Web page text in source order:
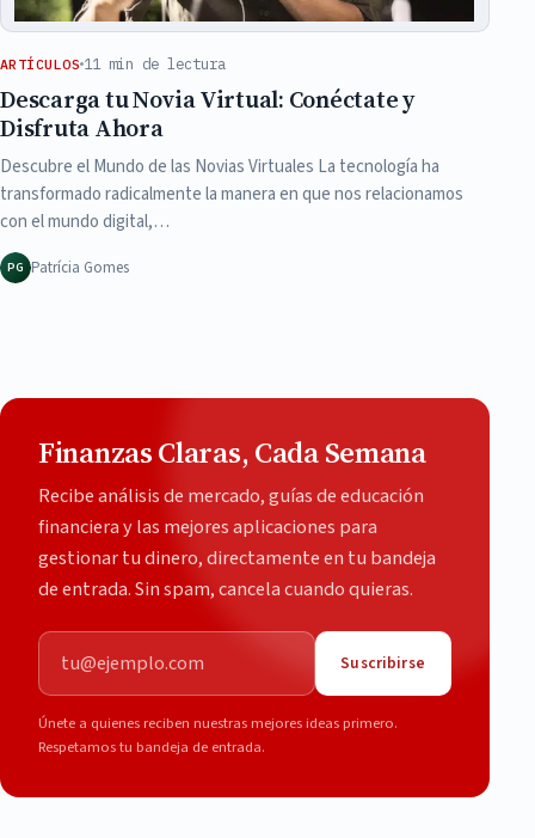
ARTÍCULOS 11 min de lectura
Descarga tu Novia Virtual: Conéctate y
Disfruta Ahora
Descubre el Mundo de las Novias Virtuales La tecnología ha
transformado radicalmente la manera en que nos relacionamos
con el mundo digital,…
PG Patrícia Gomes
Finanzas Claras, Cada Semana
Recibe análisis de mercado, guías de educación
financiera y las mejores aplicaciones para
gestionar tu dinero, directamente en tu bandeja
de entrada. Sin spam, cancela cuando quieras.
Correo electrónico
Suscribirse
Únete a quienes reciben nuestras mejores ideas primero.
Respetamos tu bandeja de entrada.